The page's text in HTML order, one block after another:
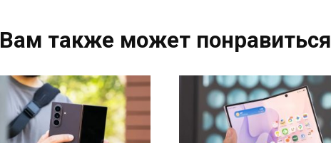
Вам также может понравиться